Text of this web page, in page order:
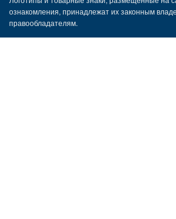
ознакомления, принадлежат их законным
правообладателям.